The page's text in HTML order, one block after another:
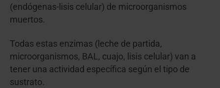
(endógenas-lisis celular) de microorganismos
muertos.
Todas estas enzimas (leche de partida,
microorganismos, BAL, cuajo, lisis celular) van a
tener una actividad específica según el tipo de
sustrato.